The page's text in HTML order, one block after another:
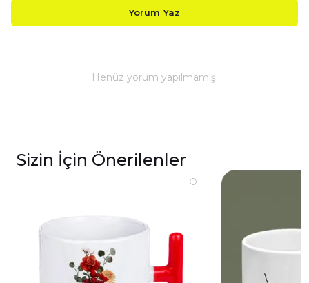
Yorum Yaz
Henüz yorum yapılmamış.
Sizin İçin Önerilenler